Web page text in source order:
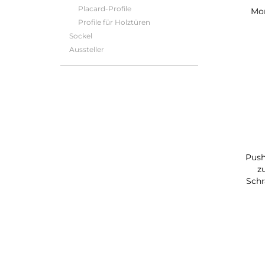
Placard-Profile
Profile für Holztüren
Sockel
Aussteller